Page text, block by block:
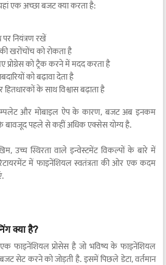
एक अच्छा बजट क्या करता है:
नियंत्रण रखें
खरोंचोंच को रोकता है
को ट्रैक करने में मदद करता है
को बढ़ावा देता है
के साथ विश्वास बढ़ाता है
और मोबाइल ऐप के कारण, बजट अब इनकम
बावजूद पहले से कहीं अधिक एक्सेस योग्य है.
उच्च स्थिरता वाले इन्वेस्टमेंट विकल्पों के बारे में
में फाइनेंशियल स्वतंत्रता की ओर एक कदम
क्या है?
एक फाइनेंशियल प्रोसेस है जो भविष्य के फाइनेंशियल
सेट करने को जोड़ती है. इसमें पिछले डेटा, वर्तमान